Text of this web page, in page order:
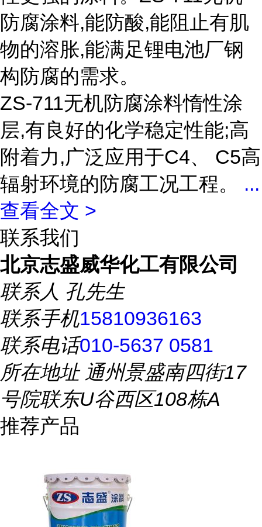
防腐涂料,能防酸,能阻止有肌
物的溶胀,能满足锂电池厂钢
构防腐的需求。
ZS-711无机防腐涂料惰性涂
层,有良好的化学稳定性能;高
附着力,广泛应用于C4、 C5高
辐射环境的防腐工况工程。 ...
查看全文 >
联系我们
北京志盛威华化工有限公司
联系人 孔先生
联系手机15810936163
联系电话010-5637 0581
所在地址通州景盛南四街17
号院联东U谷西区108栋A
推荐产品